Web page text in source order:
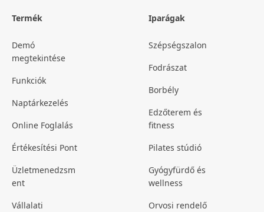
Termék
Demó
megtekintése
Funkciók
Naptárkezelés
Online Foglalás
Értékesítési Pont
Üzletmenedzsm
ent
Vállalati
Iparágak
Szépségszalon
Fodrászat
Borbély
Edzőterem és
fitness
Pilates stúdió
Gyógyfürdő és
wellness
Orvosi rendelő